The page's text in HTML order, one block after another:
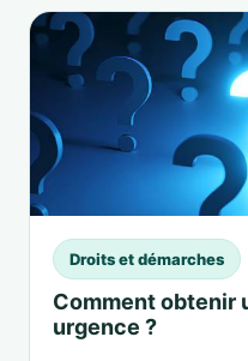
Droits et démarches
Comment obtenir
urgence ?